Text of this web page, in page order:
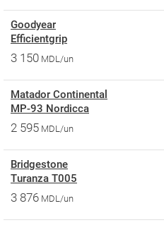
Goodyear
Efficientgrip
3 150 MDL/un
Matador Continental
MP-93 Nordicca
2 595 MDL/un
Bridgestone
Turanza T005
3 876 MDL/un